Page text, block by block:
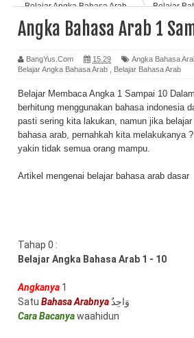
Belajar Angka Bahasa Arab
Belajar
Angka Bahasa Arab 1
BangYus.Com 15.29 Angka Bahasa
Belajar Angka Bahasa Arab
Belajar Bahasa Arab
Belajar Membaca Angka 1 Sampai 10
berhitung menggunakan bahasa indonesia
pasti sering kita lakukan, namun jika
bahasa arab, pernahkah kita melakukanya
yakin tidak semua orang mampu.
Artikel mengenai belajar bahasa arab dasar
Tahap 0 :
Belajar Angka Bahasa Arab 1 - 10
Angkanya 1
Satu Bahasa Arabnyaوَاحِدٌ
Cara Bacanyawaahidun